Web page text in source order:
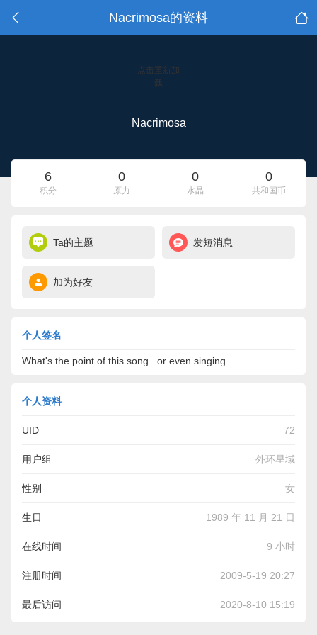
Nacrimosa的资料
点击重新加
载
Nacrimosa
6
积分
0
原力
0
水晶
0
共和国币
Ta的主题 发短消息
加为好友
个人签名
What's the point of this song...or even singing...
个人资料
UID 72
用户组 外环星域
性别 女
生日 1989 年 11 月 21 日
在线时间 9 小时
注册时间 2009-5-19 20:27
最后访问 2020-8-10 15:19